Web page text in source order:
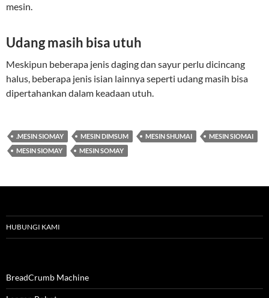
mesin.
Udang masih bisa utuh
Meskipun beberapa jenis daging dan sayur perlu dicincang
halus, beberapa jenis isian lainnya seperti udang masih bisa
dipertahankan dalam keadaan utuh.
.MESIN SIOMAY MESIN DIMSUM MESIN SHUMAI
MESIN SIOMAI
MESIN SIOMAY
MESIN SOMAY
HUBUNGI KAMI
BreadCrumb Machine